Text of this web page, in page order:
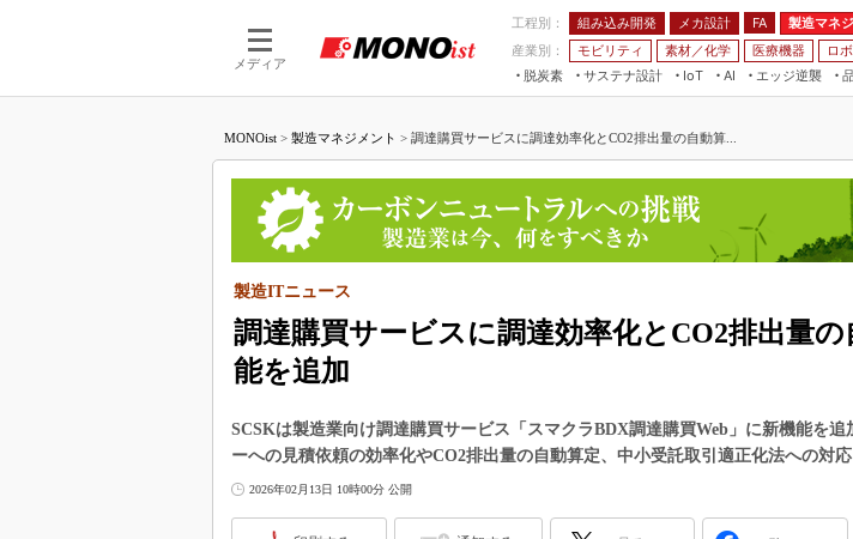
メディア
工程別： 組み込み開発 メカ設計 FA 製造マネ
産業別：
モビリティ 素材／化学 医療機器 ロ
脱炭素
サステナ設計
IoT
つながる工場
つながるサービス
AI
AI×設備保全
Physical AI
エッジ逆襲
JIMTOF
組込み/エッジ コンピューティング
展＆IoT/5Gソリューション展
国際ロボット展
TECHNO-FRONTIER
EdgeTech+
AUTOMOTIVE WORLD
つながるクルマ
5G
フィールドサービス
組み込み画像技術
車載ソフト開発
製造マネジメン
FA
モビリティ
MONOist > 製造マネジメント > 調達購買サービスに調達効率化とCO2排出量の自動算...
調達購買サービスに調達効率化とCO2排出量の
能を追加
製造ITニュース
SCSKは製造業向け調達購買サービス「スマクラBDX調達購買Web」に新機能を追
ーへの見積依頼の効率化やCO2排出量の自動算定、中小受託取引適正化法への対応
2026年02月13日 10時00分 公開